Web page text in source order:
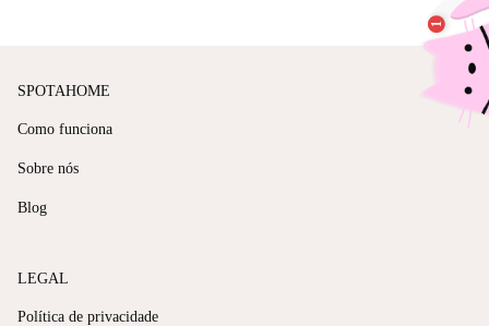
SPOTAHOME
Como funciona
Sobre nós
Blog
LEGAL
Política de privacidade